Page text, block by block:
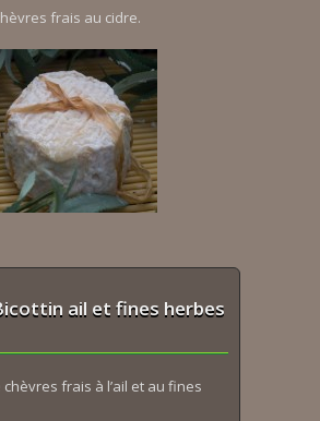
frais au cidre.
ail et fines herbes
chèvres frais à l’ail et au fines